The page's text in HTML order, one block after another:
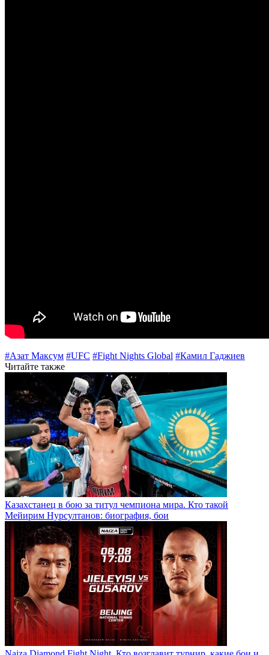
#Азат Максум #UFC #Fight Nights Global #Камил Гаджиев
Читайте также
Казахстанец в бою за титул чемпиона мира. Кто такой
Мейирим Нурсултанов: биография, бои